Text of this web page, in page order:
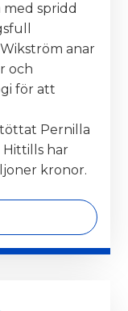
spridd
anar
och
för att
Pernilla
Hittills har
kronor.